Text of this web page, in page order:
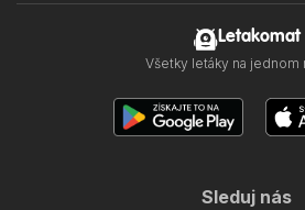
Letakomat
Všetky letáky na jednom
Sleduj nás